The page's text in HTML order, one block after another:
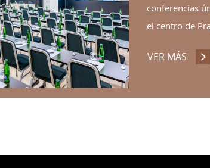
conferencias
el centro de
VER MÁS